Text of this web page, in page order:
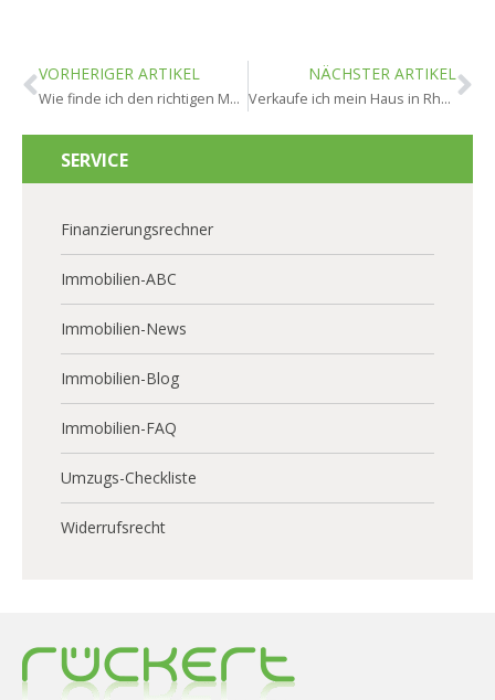
VORHERIGER ARTIKEL
Wie finde ich den richtigen Makler in Rheingau?
NÄCHSTER ARTIKEL
Verkaufe ich mein Haus in Rheingau besser privat oder über Makler?
SERVICE
Finanzierungsrechner
Immobilien-ABC
Immobilien-News
Immobilien-Blog
Immobilien-FAQ
Umzugs-Checkliste
Widerrufsrecht